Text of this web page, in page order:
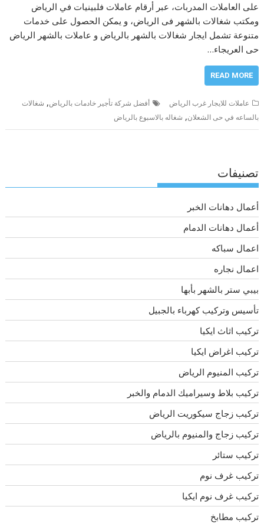
على العاملات المدربات، عبر أرقام عاملات فلبينيات في الرياض
ومكتب شغالات بالشهر فى الرياض، و يمكن الحصول على خدمات
متنوعة تشمل ايجار شغالات بالشهر بالرياض و عاملات بالشهر الرياض
حى العريجاء…
READ MORE
عاملات للايجار غرب الرياض أفضل شركة تأجير خادمات بالرياض, شغالات
بالساعه في حى الشعلان, شغاله بالاسبوع بالرياض
تصنيفات
أعمال دهانات الخبر
أعمال دهانات الدمام
اعمال سباكه
اعمال نجاره
بيبي ستر بالشهر بأبها
تأسيس وتركيب كهرباء بالجبيل
تركيب اثاث ايكيا
تركيب اغراض ايكيا
تركيب المنيوم الرياض
تركيب بلاط وسيراميك الدمام والخبر
تركيب زجاج سيكوريت الرياض
تركيب زجاج والمنيوم بالرياض
تركيب ستائر
تركيب غرف نوم
تركيب غرف نوم ايكيا
تركيب مطابخ